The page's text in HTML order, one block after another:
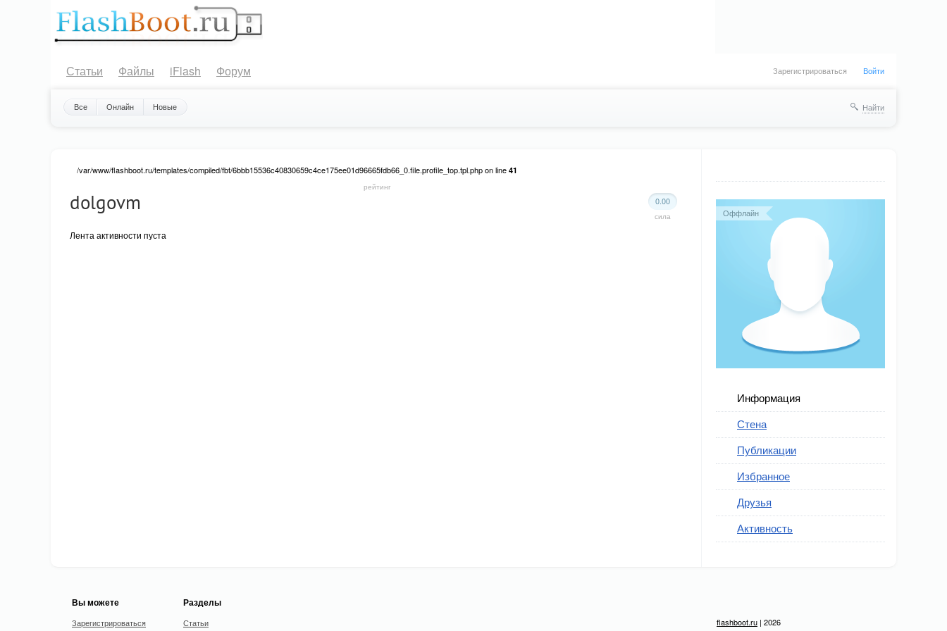
Статьи Файлы iFlash Форум Зарегистрироваться Войти
Все Онлайн Новые Найти
Оффлайн
Информация
Стена
Публикации
Избранное
Друзья
Активность
/var/www/flashboot.ru/templates/compiled/fbt/6bbb15536c40830659c4ce175ee01d96665fdb66_0.file.profile_top.tpl.php on line 41
Warning
/var/www/flashboot.ru/templates/compiled/fbt/6bbb15536c40830659c4ce175ee01d96665fdb66_0.file.profile_top.tpl.php
рейтинг
0.00
сила
dolgovm
Лента активности пуста
Вы можете
Зарегистрироваться
Разделы
Статьи flashboot.ru | 2026